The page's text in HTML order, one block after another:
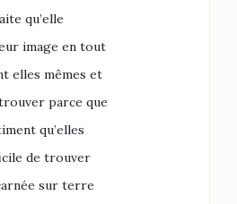
qu’elle
image en tout
elles mêmes et
parce que
qu’elles
de trouver
sur terre